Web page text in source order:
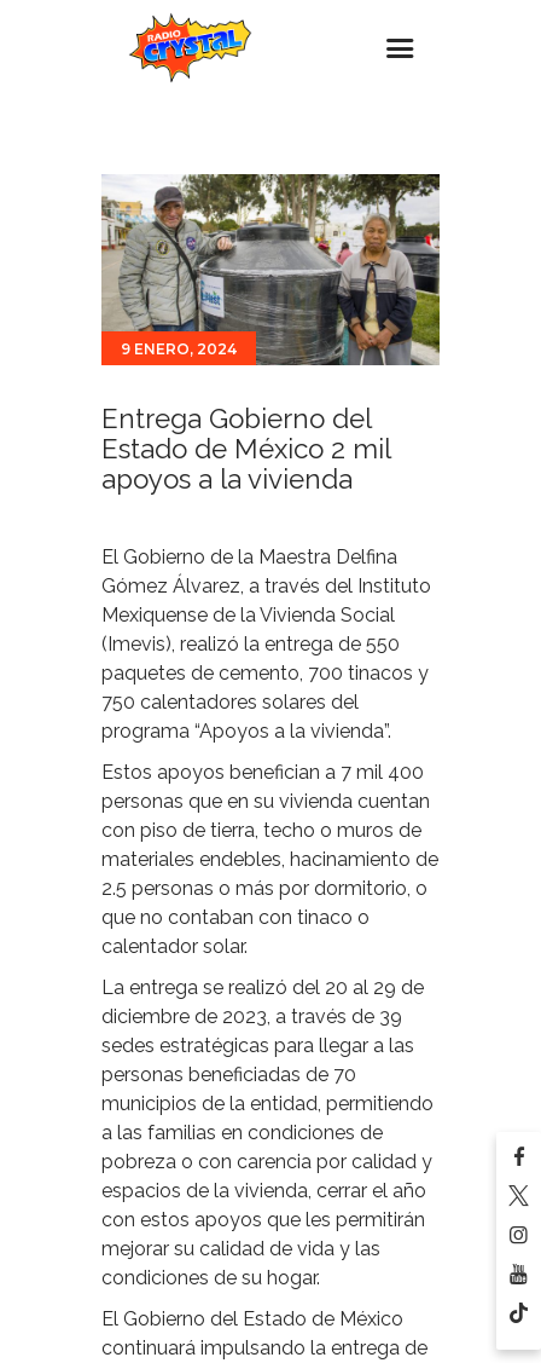
Estaciones
Eventos
Promociones
Noticias
Para ti
9 ENERO, 2024
Entrega Gobierno del
Estado de México 2 mil
apoyos a la vivienda
El Gobierno de la Maestra Delfina
Gómez Álvarez, a través del Instituto
Mexiquense de la Vivienda Social
(Imevis), realizó la entrega de 550
paquetes de cemento, 700 tinacos y
750 calentadores solares del
programa “Apoyos a la vivienda”.
Estos apoyos benefician a 7 mil 400
personas que en su vivienda cuentan
con piso de tierra, techo o muros de
materiales endebles, hacinamiento de
2.5 personas o más por dormitorio, o
que no contaban con tinaco o
calentador solar.
La entrega se realizó del 20 al 29 de
diciembre de 2023, a través de 39
sedes estratégicas para llegar a las
personas beneficiadas de 70
municipios de la entidad, permitiendo
a las familias en condiciones de
pobreza o con carencia por calidad y
espacios de la vivienda, cerrar el año
con estos apoyos que les permitirán
mejorar su calidad de vida y las
condiciones de su hogar.
El Gobierno del Estado de México
continuará impulsando la entrega de